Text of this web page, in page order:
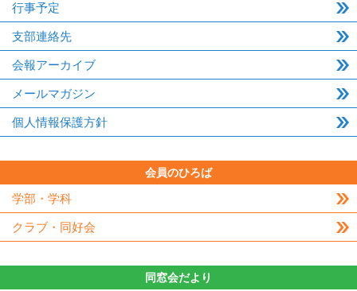
行事予定
支部連絡先
会報アーカイブ
メールマガジン
個人情報保護方針
会員のひろば
学部・学科
クラブ・同好会
同窓会だより